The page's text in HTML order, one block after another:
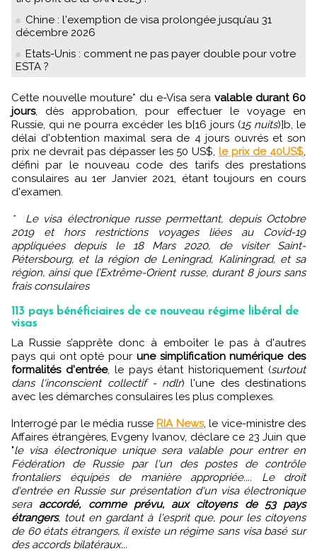
Chine : l'exemption de visa prolongée jusqu’au 31
décembre 2026
Etats-Unis : comment ne pas payer double pour votre
ESTA ?
Cette nouvelle mouture* du e-Visa seravalable durant 60
jours, dès approbation, pour effectuer le voyage en
Russie, qui ne pourra excéder les b[16 jours (15 nuits)]b, le
délai d'obtention maximal sera de 4 jours ouvrés et son
prix ne devrait pas dépasser les 50 US$, le prix de 40US$,
défini par le nouveau code des tarifs des prestations
consulaires au 1er Janvier 2021, étant toujours en cours
d'examen.
* Le visa électronique russe permettant, depuis Octobre
2019 et hors restrictions voyages liées au Covid-19
appliquées depuis le 18 Mars 2020, de visiter Saint-
Pétersbourg, et la région de Leningrad, Kaliningrad, et sa
région, ainsi que l’Extrême-Orient russe, durant 8 jours sans
frais consulaires
113 pays bénéficiaires de ce nouveau régime libéral de
visas
La Russie s’apprête donc à emboîter le pas à d'autres
pays qui ont opté pour une simplification numérique des
formalités d'entrée, le pays étant historiquement (surtout
dans l'inconscient collectif - ndlr) l'une des destinations
avec les démarches consulaires les plus complexes.
Interrogé par le média russe RIA News, le vice-ministre des
Affaires étrangères, Evgeny Ivanov, déclare ce 23 Juin que
"le visa électronique unique sera valable pour entrer en
Fédération de Russie par l'un des postes de contrôle
frontaliers équipés de manière appropriée.... Le droit
d'entrée en Russie sur présentation d'un visa électronique
sera accordé, comme prévu, aux citoyens de 53 pays
étrangers, tout en gardant à l'esprit que, pour les citoyens
de 60 états étrangers, il existe un régime sans visa basé sur
des accords bilatéraux...